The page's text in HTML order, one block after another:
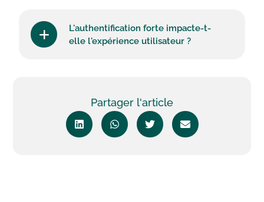
L'authentification forte impacte-t-
elle l'expérience utilisateur ?
Partager l'article